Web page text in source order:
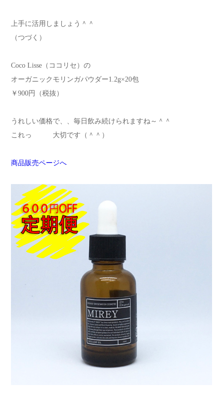
上手に活用しましょう＾＾
（つづく）
Coco Lisse（ココリセ）の
オーガニックモリンガパウダー1.2g×20包
￥900円（税抜）
うれしい価格で、、毎日飲み続けられますね～＾＾
これっ 大切です（＾＾）
商品販売ページへ